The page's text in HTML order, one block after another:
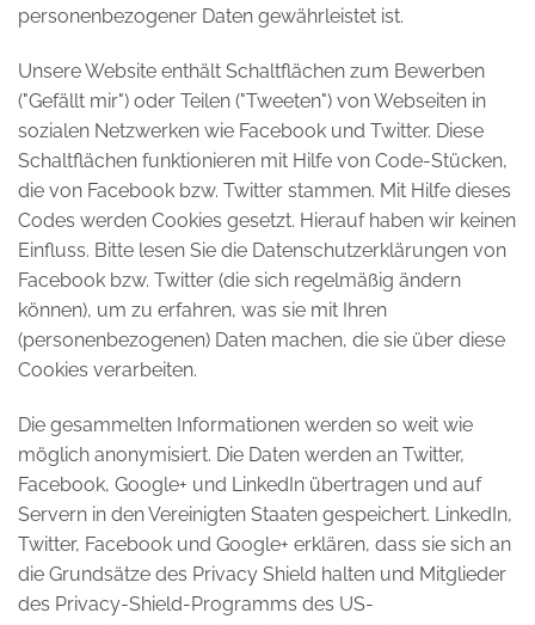
personenbezogener Daten gewährleistet ist.
Unsere Website enthält Schaltflächen zum Bewerben
("Gefällt mir") oder Teilen ("Tweeten") von Webseiten in
sozialen Netzwerken wie Facebook und Twitter. Diese
Schaltflächen funktionieren mit Hilfe von Code-Stücken,
die von Facebook bzw. Twitter stammen. Mit Hilfe dieses
Codes werden Cookies gesetzt. Hierauf haben wir keinen
Einfluss. Bitte lesen Sie die Datenschutzerklärungen von
Facebook bzw. Twitter (die sich regelmäßig ändern
können), um zu erfahren, was sie mit Ihren
(personenbezogenen) Daten machen, die sie über diese
Cookies verarbeiten.
Die gesammelten Informationen werden so weit wie
möglich anonymisiert. Die Daten werden an Twitter,
Facebook, Google+ und LinkedIn übertragen und auf
Servern in den Vereinigten Staaten gespeichert. LinkedIn,
Twitter, Facebook und Google+ erklären, dass sie sich an
die Grundsätze des Privacy Shield halten und Mitglieder
des Privacy-Shield-Programms des US-